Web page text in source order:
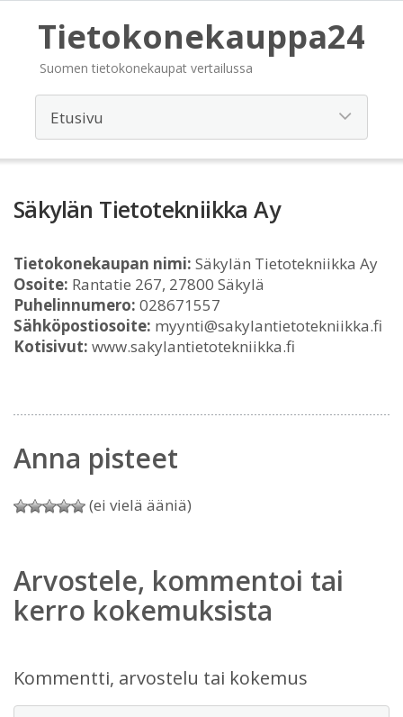
Tietokonekauppa24
Suomen tietokonekaupat vertailussa
Säkylän Tietotekniikka Ay
Tietokonekaupan nimi: Säkylän Tietotekniikka Ay
Osoite: Rantatie 267, 27800 Säkylä
Puhelinnumero: 028671557
Sähköpostiosoite: myynti@sakylantietotekniikka.fi
Kotisivut: www.sakylantietotekniikka.fi
Anna pisteet
(ei vielä ääniä)
Arvostele, kommentoi tai
kerro kokemuksista
Kommentti, arvostelu tai kokemus